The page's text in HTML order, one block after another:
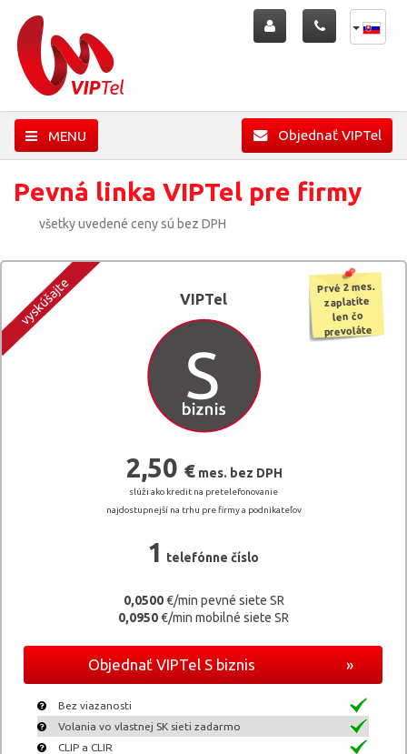
MENU Objednať VIPTel
Pevná linka VIPTel pre firmy
všetky uvedené ceny sú bez DPH
Prvé 2 mes.
zaplatíte
len čo
prevoláte
VIPTel
2,50 €mes. bez DPH
slúži ako kredit na pretelefonovanie
najdostupnejší na trhu pre firmy a podnikateľov
1 telefónne číslo
0,0500 €/min pevné siete SR
0,0950€/min mobilné siete SR
Objednať VIPTel S biznis »
Bez viazanosti
Volania vo vlastnej SK sieti zadarmo
CLIP a CLIR